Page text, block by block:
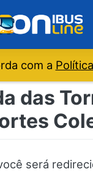
com a
das
será